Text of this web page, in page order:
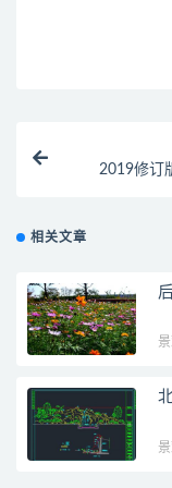
2019修订
相关文章